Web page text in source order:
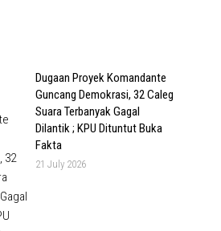
Dugaan Proyek Komandante
Guncang Demokrasi, 32 Caleg
Suara Terbanyak Gagal
Dilantik ; KPU Dituntut Buka
Fakta
21 July 2026